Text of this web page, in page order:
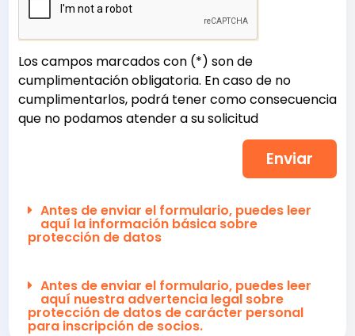
Los campos marcados con (*) son de
cumplimentación obligatoria. En caso de no
cumplimentarlos, podrá tener como consecuencia
que no podamos atender a su solicitud
Enviar
Antes de enviar el formulario, puedes leer
aquí la información básica sobre
protección de datos
Antes de enviar el formulario, puedes leer
aquí nuestra advertencia legal sobre
protección de datos de carácter personal
para inscripción de socios.